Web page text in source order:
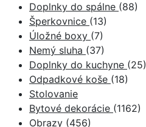
Doplnky do spálne (88)
Šperkovnice (13)
Úložné boxy (7)
Nemý sluha (37)
Doplnky do kuchyne (25)
Odpadkové koše (18)
Stolovanie
Bytové dekorácie (1162)
Obrazy (456)